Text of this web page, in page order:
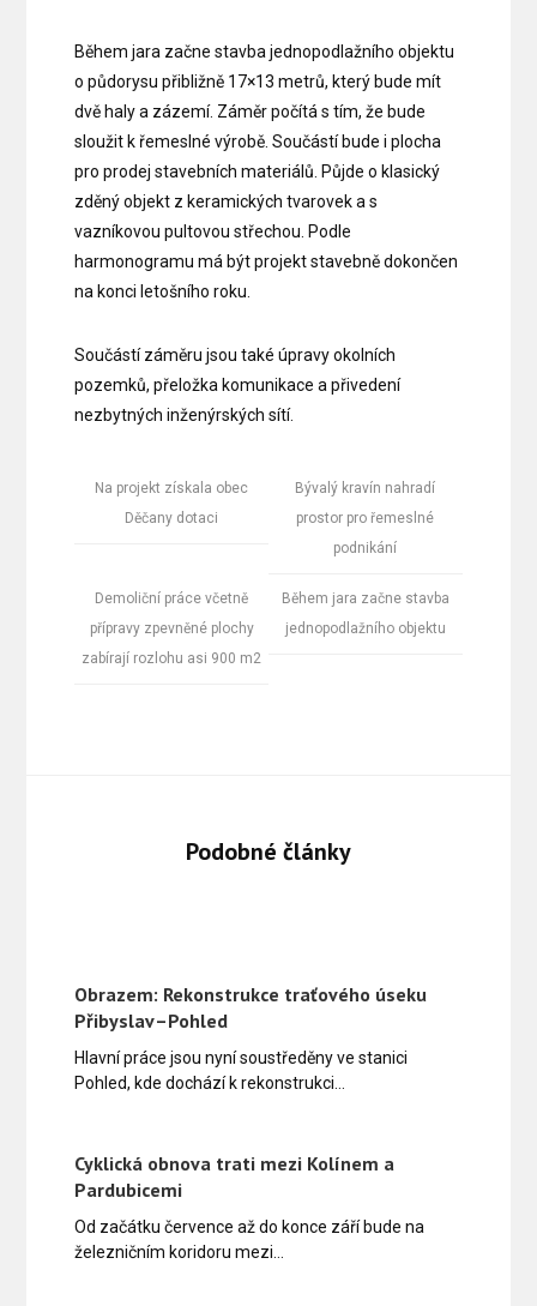
Během jara začne stavba jednopodlažního objektu
o půdorysu přibližně 17×13 metrů, který bude mít
dvě haly a zázemí. Záměr počítá s tím, že bude
sloužit k řemeslné výrobě. Součástí bude i plocha
pro prodej stavebních materiálů. Půjde o klasický
zděný objekt z keramických tvarovek a s
vazníkovou pultovou střechou. Podle
harmonogramu má být projekt stavebně dokončen
na konci letošního roku.
Součástí záměru jsou také úpravy okolních
pozemků, přeložka komunikace a přivedení
nezbytných inženýrských sítí.
Na projekt získala obec
Děčany dotaci
Bývalý kravín nahradí
prostor pro řemeslné
podnikání
Demoliční práce včetně
přípravy zpevněné plochy
zabírají rozlohu asi 900 m2
Během jara začne stavba
jednopodlažního objektu
Podobné články
Obrazem: Rekonstrukce traťového úseku
Přibyslav–Pohled
Hlavní práce jsou nyní soustředěny ve stanici
Pohled, kde dochází k rekonstrukci…
Cyklická obnova trati mezi Kolínem a
Pardubicemi
Od začátku července až do konce září bude na
železničním koridoru mezi…